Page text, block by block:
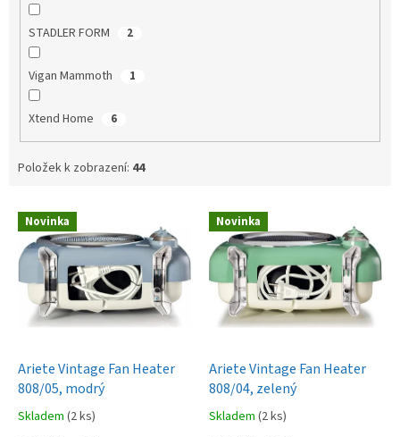
STADLER FORM 2
Vigan Mammoth 1
Xtend Home 6
Položek k zobrazení: 44
Novinka
Ariete Vintage Fan Heater
808/05, modrý
Skladem (2 ks)
Novinka
Ariete Vintage Fan Heater
808/04, zelený
Skladem (2 ks)